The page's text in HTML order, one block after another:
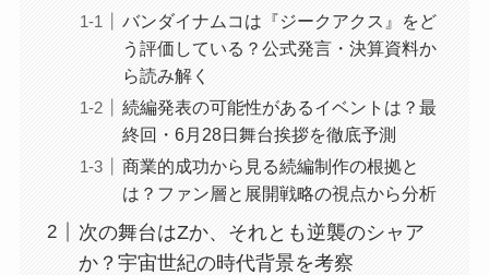
バンダイナムコは『ジークアクス』をど
う評価している？公式発言・決算資料か
ら読み解く
続編発表の可能性があるイベントは？最
終回・6月28日舞台挨拶を徹底予測
商業的成功から見る続編制作の根拠と
は？ファン層と展開戦略の視点から分析
次の舞台はZか、それとも逆襲のシャア
か？宇宙世紀の時代背景を考察